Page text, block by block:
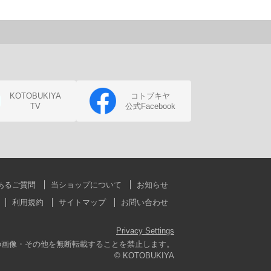
KOTOBUKIYA
TV
コトブキヤ
公式Facebook
るご質問 当ショップについて
お知らせ
利用規約 サイトマップ お問い合わせ
Privacy Settings
像・その他を無断転載することを禁止します。
© KOTOBUKIYA